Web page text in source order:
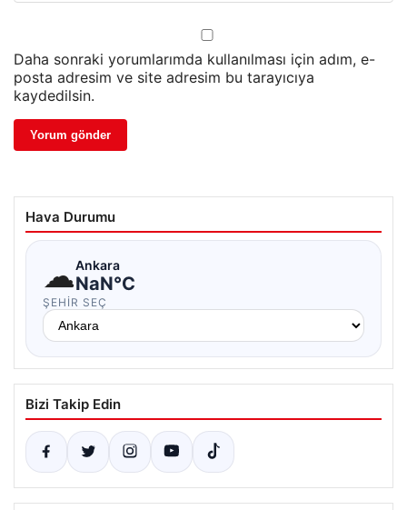
Daha sonraki yorumlarımda kullanılması için adım, e-
posta adresim ve site adresim bu tarayıcıya
kaydedilsin.
Hava Durumu
☁Ankara
NaN°C
ŞEHIR SEÇ
Bizi Takip Edin